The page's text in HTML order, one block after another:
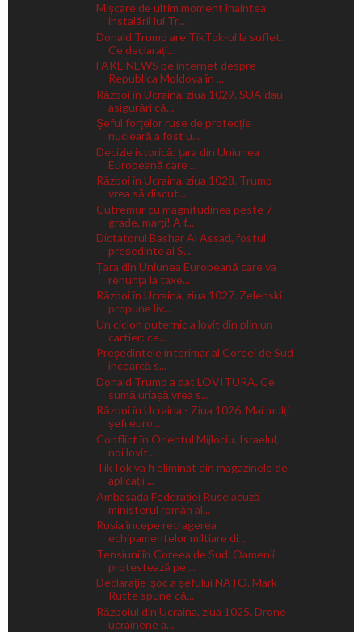
Mișcare de ultim moment înaintea
instalării lui Tr...
Donald Trump are TikTok-ul la suflet.
Ce declarați...
FAKE NEWS pe internet despre
Republica Moldova în ...
Război în Ucraina, ziua 1029. SUA dau
asigurări că...
Şeful forţelor ruse de protecţie
nucleară a fost u...
Decizie istorică: țara din Uniunea
Europeană care ...
Război în Ucraina, ziua 1028. Trump
vrea să discut...
Cutremur cu magnitudinea peste 7
grade, marți! A f...
Dictatorul Bashar Al Assad, fostul
președinte al S...
Țara din Uniunea Europeană care va
renunţa la taxe...
Război în Ucraina, ziua 1027. Zelenski
propune liv...
Un ciclon puternic a lovit din plin un
cartier: ce...
Preşedintele interimar al Coreei de Sud
încearcă s...
Donald Trump a dat LOVITURA. Ce
sumă uriașă vrea s...
Război în Ucraina - Ziua 1026. Mai mulți
șefi euro...
Conflict în Orientul Mijlociu. Israelul,
noi lovit...
TikTok va fi eliminat din magazinele de
aplicații ...
Ambasada Federației Ruse acuză
ministerul român al...
Rusia începe retragerea
echipamentelor miltiare di...
Tensiuni în Coreea de Sud. Oamenii
protestează pe ...
Declarație-șoc a șefului NATO. Mark
Rutte spune că...
Războiul din Ucraina, ziua 1025. Drone
ucrainene a...